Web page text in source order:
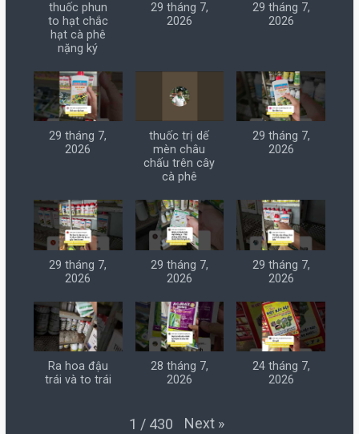
thuốc phun
to hạt chắc
hạt cà phê
nặng ký
29 tháng 7,
2026
29 tháng 7,
2026
29 tháng 7,
2026
thuốc trị dế
mèn châu
chấu trên cây
cà phê
29 tháng 7,
2026
29 tháng 7,
2026
29 tháng 7,
2026
29 tháng 7,
2026
Ra hoa đậu
trái và to trái
28 tháng 7,
2026
24 tháng 7,
2026
1 / 430 Next »